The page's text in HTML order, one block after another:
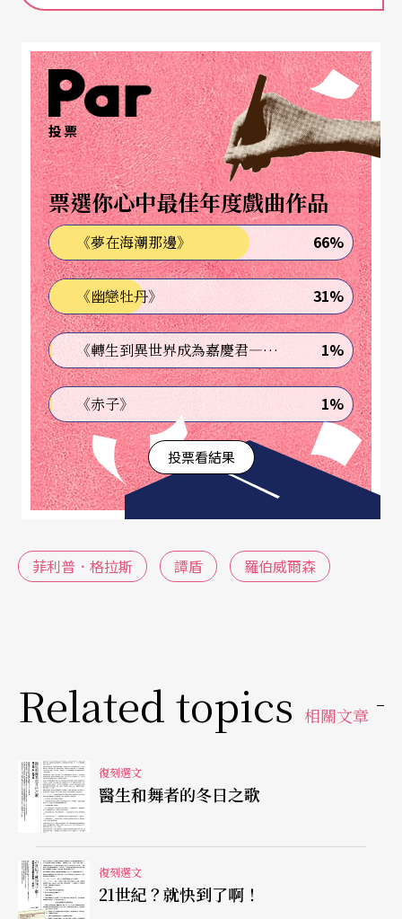
雨傘，坐在石階上，留下一幀難得的合照。
不斷重新定義劇場
譚盾（以下簡稱「譚」）：你對於廿世紀下半葉的
音樂有很大影響，你在下一個世紀有什麼想法和計
畫？
格拉斯（以下簡稱「格」）：不斷重新定義劇場。
例如最近我依據法國導演尚．考克多（Jcan Coctea
u）作品改編成歌劇《美女與野獸》La Belle et la B
ête時，就想把影片結合、運用到劇場上，這是一個
很有趣的問題，通常，我們不詮釋電影，你或許在
大銀幕看，或是小銀幕看，但這是我們不被允許詮
釋的文類，但我在《美女與野獸》中試圖讓影片結
合在歌劇裡。
此外，如何讓舞蹈和歌劇能夠真正結合在一起也是
我目前正在嘗試的。在歌劇裡，經常都是歌劇停止
譚：我也發現，舞蹈在歌劇中是很敏感的形式，有
時舞蹈可能會分割整個作品。
格：在我下一個作品 Les Enfants中，我們要完全融
合舞者與歌者，所以我們讓舞者和歌者一起面試，
歌者在舞台上要做動作，雖然舞者不用唱，但是在
舞台上看起來，你不知道接下來誰要唱歌，誰要舞
投票
票選你心中最佳年度戲曲作品
《夢在海潮那邊》 66%
《幽戀牡丹》 31%
《轉生到異世界成為嘉慶君—發現我的祖先是詐騙集團!?》 1%
《赤子》 1%
投票看結果
菲利普．格拉斯 譚盾 羅伯威爾森
Related topics 相關文章
復刻選文
醫生和舞者的冬日之歌
復刻選文
21世紀？就快到了啊！